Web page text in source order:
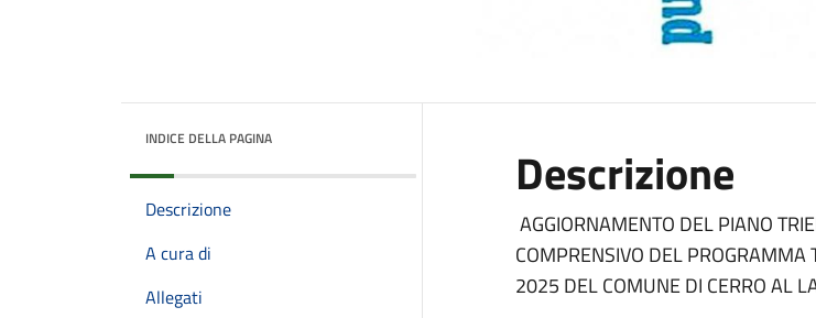
INDICE DELLA PAGINA
Descrizione
A cura di
Allegati
Descrizione
AGGIORNAMENTO DEL PIANO
COMPRENSIVO DEL PROGRAMMA
2025 DEL COMUNE DI CERRO AL